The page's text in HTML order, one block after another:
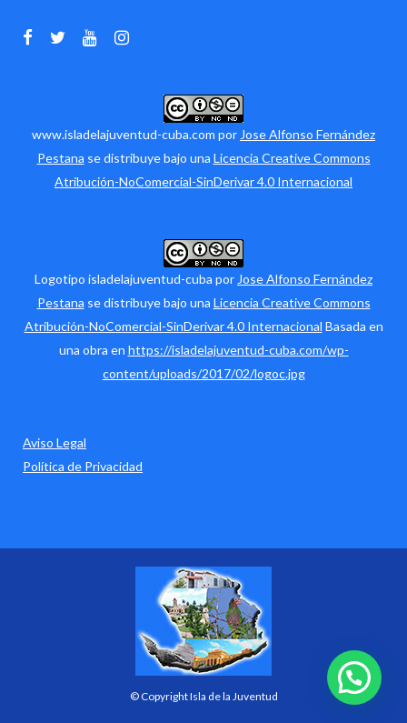
www.isladelajuventud-cuba.com por Jose Alfonso Fernández
Pestana se distribuye bajo una Licencia Creative Commons
Atribución-NoComercial-SinDerivar 4.0 Internacional
Logotipo isladelajuventud-cuba por Jose Alfonso Fernández
Pestana se distribuye bajo una Licencia Creative Commons
Atribución-NoComercial-SinDerivar 4.0 Internacional Basada en
una obra en https://isladelajuventud-cuba.com/wp-
content/uploads/2017/02/logoc.jpg
Aviso Legal
Política de Privacidad
© Copyright Isla de la Juventud